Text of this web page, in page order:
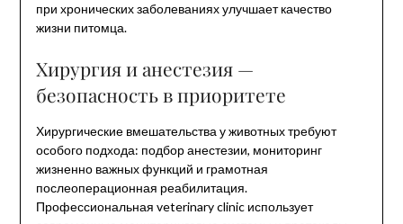
при хронических заболеваниях улучшает качество
жизни питомца.
Хирургия и анестезия —
безопасность в приоритете
Хирургические вмешательства у животных требуют
особого подхода: подбор анестезии, мониторинг
жизненно важных функций и грамотная
послеоперационная реабилитация.
Профессиональная veterinary clinic использует